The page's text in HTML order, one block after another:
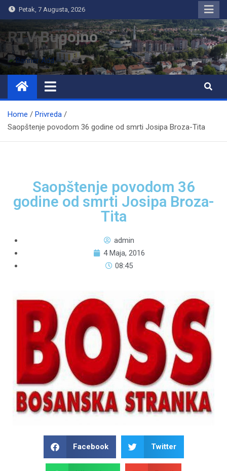
Petak, 7 Augusta, 2026
RTV Bugojno
Home
Privreda
Saopštenje povodom 36 godine od smrti Josipa Broza-Tita
Saopštenje povodom 36
godine od smrti Josipa Broza-
Tita
admin
4 Maja, 2016
08:45
Facebook Twitter